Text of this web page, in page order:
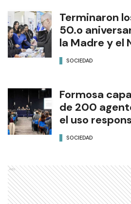
Terminaron
50.o
la Madre y el
SOCIEDAD
Formosa
de 200
el uso
SOCIEDAD
Ads